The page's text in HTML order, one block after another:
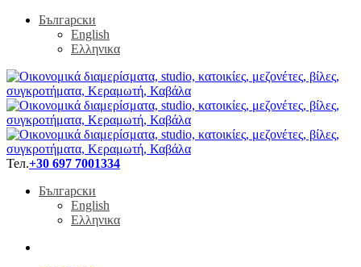
Български
English
Ελληνικα
Тел.+30 697 7001334
Български
English
Ελληνικα